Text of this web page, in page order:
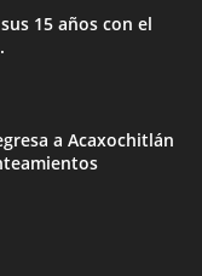
15 años con el
a Acaxochitlán